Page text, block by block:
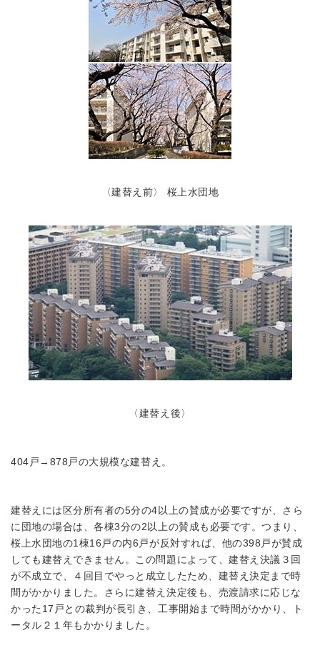
〈建替え前〉 桜上水団地
〈建替え後〉
404戸→878戸の大規模な建替え。
建替えには区分所有者の5分の4以上の賛成が必要ですが、さら
に団地の場合は、各棟3分の2以上の賛成も必要です。つまり、
桜上水団地の1棟16戸の内6戸が反対すれば、他の398戸が賛成
しても建替えできません。この問題によって、建替え決議３回
が不成立で、４回目でやっと成立したため、建替え決定まで時
間がかかりました。さらに建替え決定後も、売渡請求に応じな
かった17戸との裁判が長引き、工事開始まで時間がかかり、ト
ータル２１年もかかりました。